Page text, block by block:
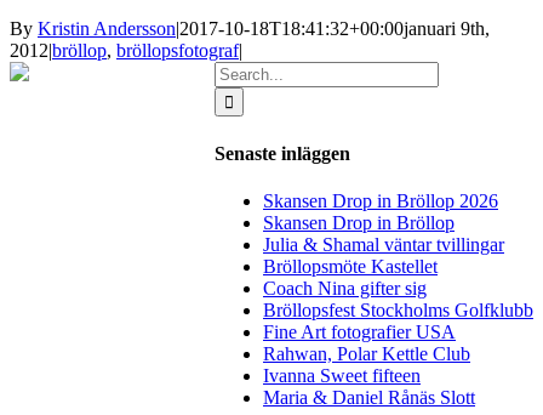
By Kristin Andersson|2017-10-18T18:41:32+00:00januari 9th,
2012|bröllop, bröllopsfotograf|
Search
for:
Senaste inläggen
Skansen Drop in Bröllop 2026
Skansen Drop in Bröllop
Julia & Shamal väntar tvillingar
Bröllopsmöte Kastellet
Coach Nina gifter sig
Bröllopsfest Stockholms Golfklubb
Fine Art fotografier USA
Rahwan, Polar Kettle Club
Ivanna Sweet fifteen
Maria & Daniel Rånäs Slott